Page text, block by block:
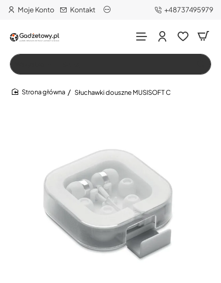
Moje Konto Kontakt +48737495979
Szukaj…
Słuchawki douszne MUSISOFT C